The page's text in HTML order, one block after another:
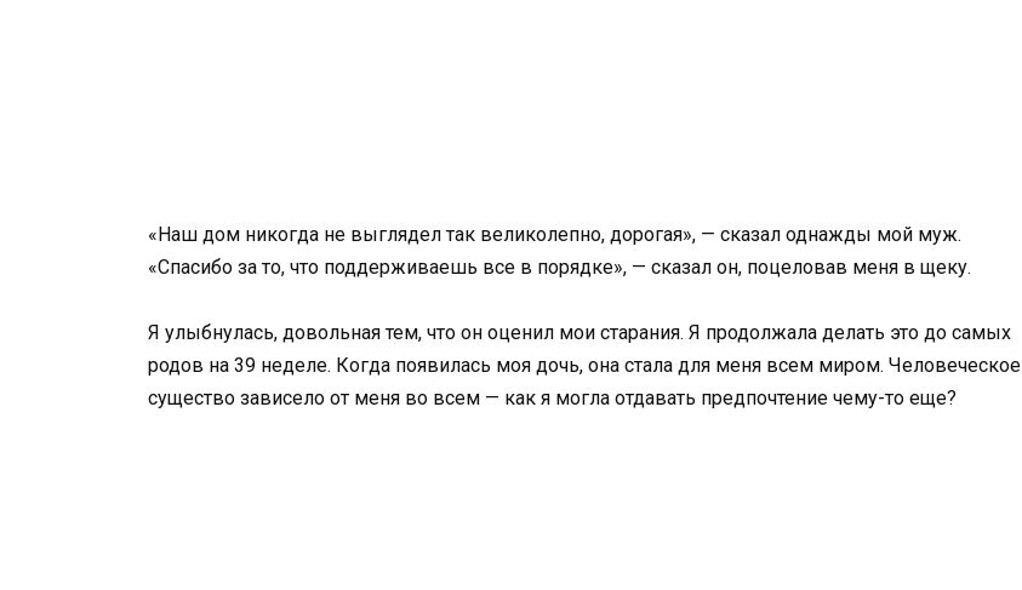
«Наш дом никогда не выглядел так великолепно, дорогая», — сказал однажды мой муж.
«Спасибо за то, что поддерживаешь все в порядке», — сказал он, поцеловав меня в щеку.
Я улыбнулась, довольная тем, что он оценил мои старания. Я продолжала делать это до самых
родов на 39 неделе. Когда появилась моя дочь, она стала для меня всем миром. Человеческое
существо зависело от меня во всем — как я могла отдавать предпочтение чему-то еще?